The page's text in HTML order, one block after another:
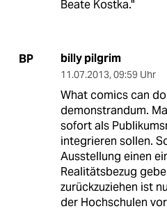
Beate Kostka."
BP billy pilgrim
11.07.2013, 09:59 Uhr
What comics can
demonstrandum.
sofort als
integrieren sollen.
Ausstellung einen
Realitätsbezug
zurückzuziehen ist
der Hochschulen